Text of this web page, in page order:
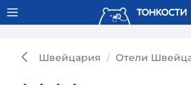
Тонкости используют сookie-файлы.
Швейцария Отели